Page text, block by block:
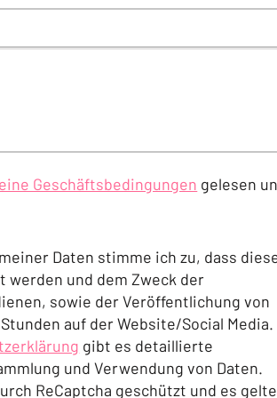
Geschäftsbedingungen gelesen
Daten stimme ich zu, dass
werden und dem Zweck der
sowie der Veröffentlichung von
auf der Website/Social Media.
neuen Tab oder Fenster)
gibt es detaillierte
und Verwendung von Daten.
ReCaptcha geschützt und es